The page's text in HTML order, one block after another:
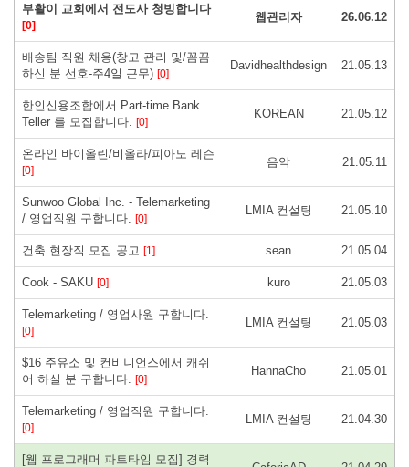
부활이 교회에서 전도사 청빙합니다
[0]
웹관리자 26.06.12
배송팀 직원 채용(창고 관리 및/꼼꼼
하신 분 선호-주4일 근무) [0]
Davidhealthdesign 21.05.13
한인신용조합에서 Part-time Bank
Teller 를 모집합니다. [0]
KOREAN 21.05.12
온라인 바이올린/비올라/피아노 레슨
[0]
음악 21.05.11
Sunwoo Global Inc. - Telemarketing
/ 영업직원 구합니다. [0]
LMIA 컨설팅 21.05.10
건축 현장직 모집 공고 [1] sean 21.05.04
Cook - SAKU [0] kuro 21.05.03
Telemarketing / 영업사원 구합니다.
[0]
LMIA 컨설팅 21.05.03
$16 주유소 및 컨비니언스에서 캐쉬
어 하실 분 구합니다. [0]
HannaCho 21.05.01
Telemarketing / 영업직원 구합니다.
[0]
LMIA 컨설팅 21.04.30
[웹 프로그래머 파트타임 모집] 경력